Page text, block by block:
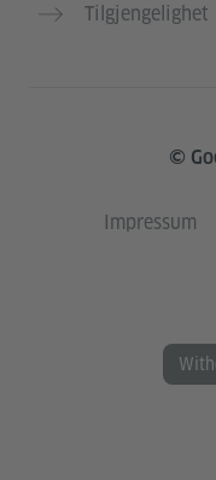
Tilgjengelighet
©
Impressum